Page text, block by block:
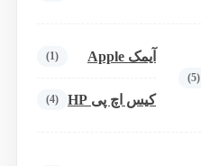
(5)
آیمک Apple (1)
کیس اچ پی HP (4)